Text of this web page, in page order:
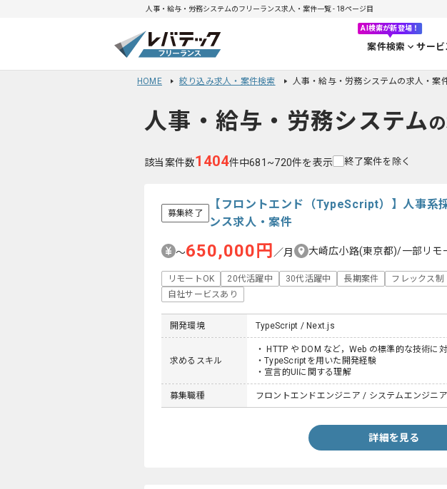
人事・給与・労務システムのフリーランス求人・案件一覧 - 18ページ目
AI検索が新登場！
案件検索 サー
HOME 絞り込み求人・案件検索 人事・給与・労務システムの求人・案
人事・給与・労務システム
該当案件数1404件中681~720件を表示 終了案件を除く
募集終了
【フロントエンド（TypeScript）】人事系
ンス求人・案件
〜650,000円 ／月 大崎広小路(東京都)/一部リモ
リモートOK 20代活躍中 30代活躍中 長期案件 フレックス制
自社サービスあり
開発環境 TypeScript / Next.js
求めるスキル
・ HTTP や DOM など，Web の標準的な技術に
・TypeScriptを用いた開発経験
・宣言的UIに関する理解
募集職種 フロントエンドエンジニア / システムエンジニ
詳細を見る